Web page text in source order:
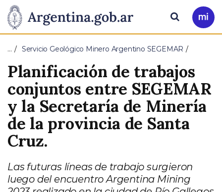
Presidencia
de
la
Nación
Pasar al contenido principal
Ir
a
Buscar
… Servicio Geológico Minero Argentino SEGEMAR
Planificación de trabajos
conjuntos entre SEGEMAR
y la Secretaría de Minería
de la provincia de Santa
Cruz.
Las futuras líneas de trabajo surgieron
luego del encuentro Argentina Mining